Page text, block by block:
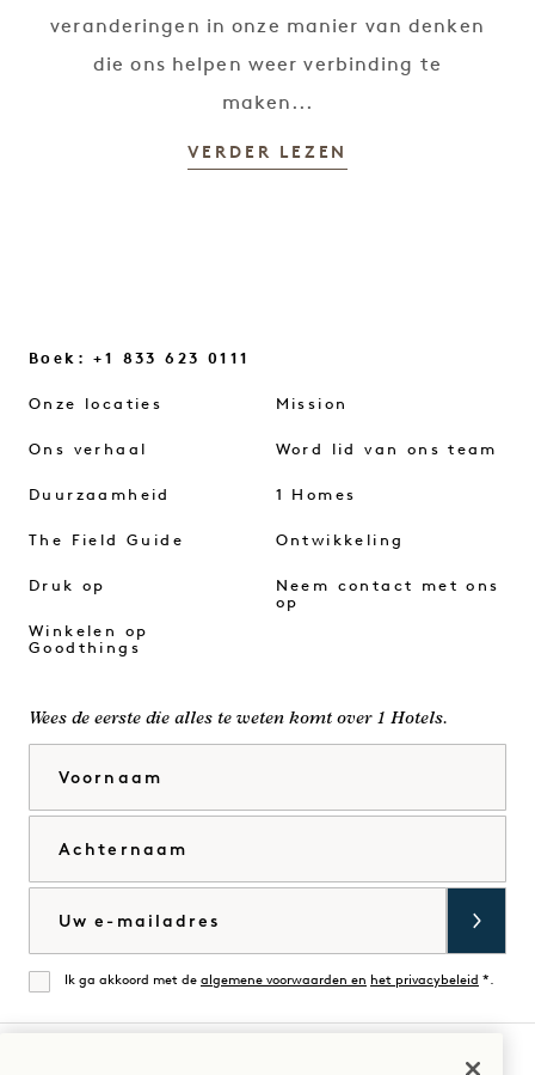
veranderingen in onze manier van denken
die ons helpen weer verbinding te
maken...
VERDER LEZEN
Boek: +1 833 623 0111
Onze locaties
Ons verhaal
Duurzaamheid
The Field Guide
Druk op
Winkelen op
Goodthings
Mission
Word lid van ons team
1 Homes
Ontwikkeling
Neem contact met ons
op
Wees de eerste die alles te weten komt over 1 Hotels.
Mee eens
Ik ga akkoord met de algemene voorwaarden en het privacybeleid *.